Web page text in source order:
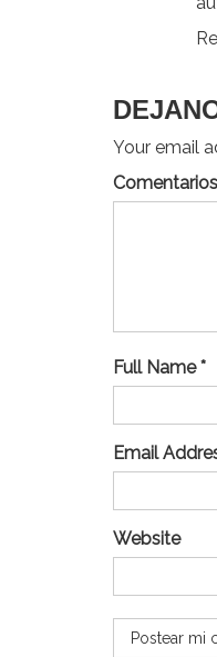
Your email
Comentarios
Full Name *
Email
Website